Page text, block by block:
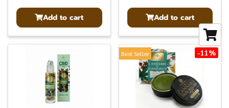
Add to cart Add to cart
Best Seller -11%